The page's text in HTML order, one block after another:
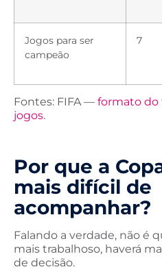
Jogos para ser
campeão
7
Fontes: FIFA — formato do
jogos.
Por que a
mais difícil de
acompanhar?
Falando a verdade, não é
mais trabalhoso, haverá
de decisão.